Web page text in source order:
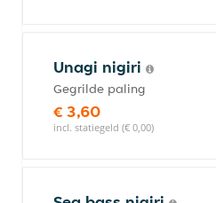
Unagi nigiri
Gegrilde paling
€ 3,60
incl. statiegeld (€ 0,00)